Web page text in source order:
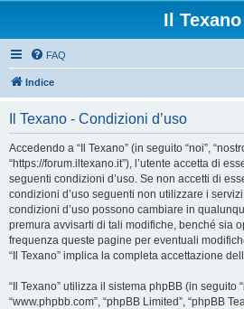
Il Texano
FAQ
Indice
Il Texano - Condizioni d’uso
Accedendo a “Il Texano” (in seguito “noi”,
“https://forum.iltexano.it”), l’utente accetta di
seguenti condizioni d’uso. Se non accetti di
condizioni d’uso seguenti non utilizzare i servizi
condizioni d’uso possono cambiare in
premura avvisarti di tali modifiche, benché sia
frequenza queste pagine per eventuali
“Il Texano” implica la completa accettazione
“Il Texano” utilizza il sistema phpBB (in seguito
“www.phpbb.com”, “phpBB Limited”, “phpBB